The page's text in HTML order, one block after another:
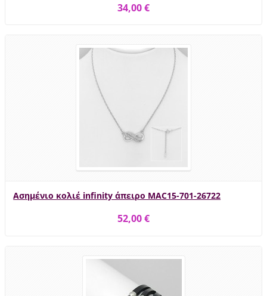
34,00 €
Ασημένιο κολιέ infinity άπειρο MAC15-701-26722
52,00 €